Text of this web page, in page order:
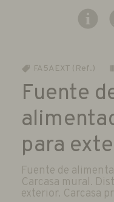
FA5AEXT (Ref.)
Fuente
para
Fuente de
Carcasa mural.
exterior. Carcasa